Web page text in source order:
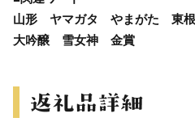
山形 ヤマガタ やまがた 東
大吟醸 雪女神 金賞